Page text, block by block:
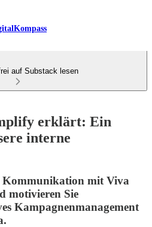
auf Substack lesen
erklärt: Ein
interne
Kommunikation mit Viva
motivieren Sie
Kampagnenmanagement